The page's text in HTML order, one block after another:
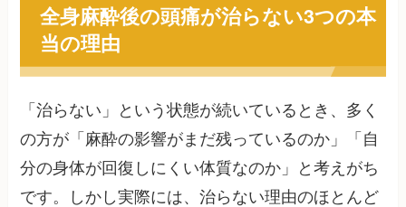
全身麻酔後の頭痛が治らない3つの本
当の理由
「治らない」という状態が続いているとき、多く
の方が「麻酔の影響がまだ残っているのか」「自
分の身体が回復しにくい体質なのか」と考えがち
です。しかし実際には、治らない理由のほとんど